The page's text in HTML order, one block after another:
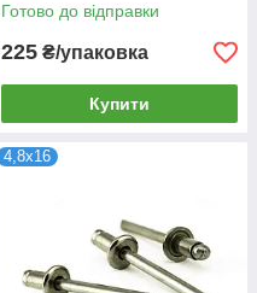
Готово до відправки
225 ₴/упаковка
Купити
4,8х16